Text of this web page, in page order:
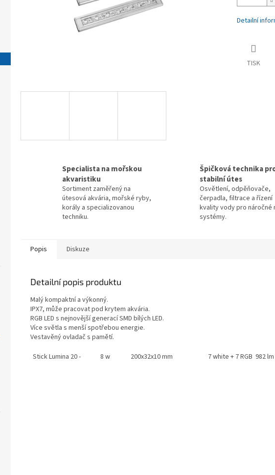
Detailní
TISK
Specialista na mořskou
akvaristiku
Sortiment zaměřený na
útesová akvária, mořské ryby,
korály a specializovanou
techniku.
Špičková technika
stabilní útes
Osvětlení, odpěňovače,
čerpadla, filtrace a řízení
kvality vody pro náročné
systémy.
Popis Diskuze
Detailní popis produktu
Malý kompaktní a výkonný.
IPX7, může pracovat pod krytem akvária.
RGB LED s nejnovější generací SMD bílých LED.
Více světla s menší spotřebou energie.
Vestavěný ovladač s pamětí.
Stick Lumina 20 -
8 w 200x32x10 mm 7 white + 7 RGB 982 lm